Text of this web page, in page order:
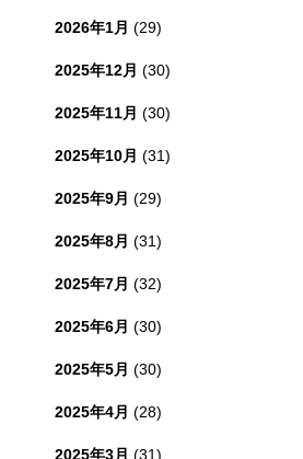
2026年1月 (29)
2025年12月 (30)
2025年11月 (30)
2025年10月 (31)
2025年9月 (29)
2025年8月 (31)
2025年7月 (32)
2025年6月 (30)
2025年5月 (30)
2025年4月 (28)
2025年3月 (31)